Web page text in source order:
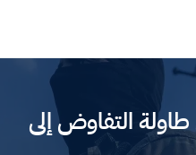
التفاوض إلى